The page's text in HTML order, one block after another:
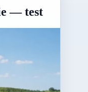
— test